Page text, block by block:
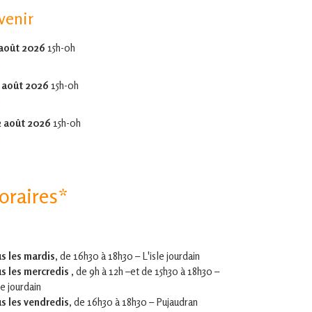
2026 15h-0h
août 2026 15h-0h
août 2026 15h-0h
les mardis, de 16h30 à 18h30 – L'isle jourdain
les mercredis , de 9h à 12h –etde 15h30 à 18h30 –
jourdain
les vendredis, de 16h30 à 18h30 – Pujaudran